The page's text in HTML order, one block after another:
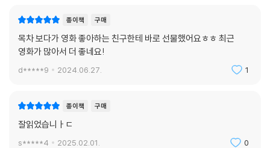
종이책 구매
목차 보다가 영화 좋아하는 친구한테 바로 선물했어요ㅎㅎ 최근
영화가 많아서 더 좋네요!
d*****9 2024.06.27. 1
종이책 구매
잘읽었습니ㅏㄷ
s*****4 2025.02.01. 0